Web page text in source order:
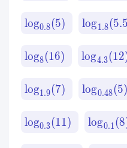
log0.8(5) log1.8(5.5
log8(16) log4.3(12
log1.9(7) log0.48(5)
log0.3(11) log0.1(8